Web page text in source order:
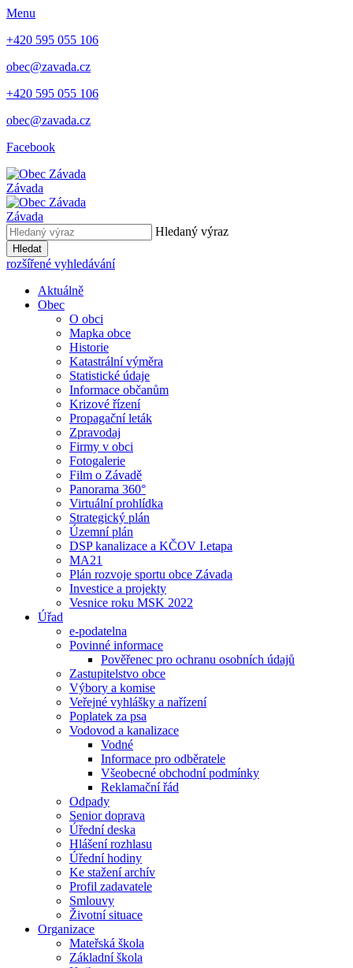
Menu
+420 595 055 106
obec@zavada.cz
+420 595 055 106
obec@zavada.cz
Facebook
Závada
Závada
Hledaný výraz
Hledat
rozšířené vyhledávání
Aktuálně
Obec
O obci
Mapka obce
Historie
Katastrální výměra
Statistické údaje
Informace občanům
Krizové řízení
Propagační leták
Zpravodaj
Firmy v obci
Fotogalerie
Film o Závadě
Panorama 360°
Virtuální prohlídka
Strategický plán
Územní plán
DSP kanalizace a KČOV I.etapa
MA21
Plán rozvoje sportu obce Závada
Investice a projekty
Vesnice roku MSK 2022
Úřad
e-podatelna
Povinné informace
Pověřenec pro ochranu osobních údajů
Zastupitelstvo obce
Výbory a komise
Veřejné vyhlášky a nařízení
Poplatek za psa
Vodovod a kanalizace
Vodné
Informace pro odběratele
Všeobecné obchodní podmínky
Reklamační řád
Odpady
Senior doprava
Úřední deska
Hlášení rozhlasu
Úřední hodiny
Ke stažení archív
Profil zadavatele
Smlouvy
Životní situace
Organizace
Mateřská škola
Základní škola